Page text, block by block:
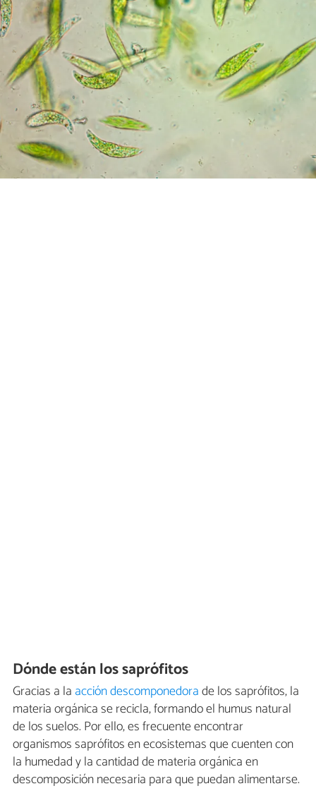
Dónde están los saprófitos
Gracias a la acción descomponedorade los saprófitos, la
materia orgánica se recicla, formando el humus natural
de los suelos. Por ello, es frecuente encontrar
organismos saprófitos en ecosistemas que cuenten con
la humedad y la cantidad de materia orgánica en
descomposición necesaria para que puedan alimentarse.